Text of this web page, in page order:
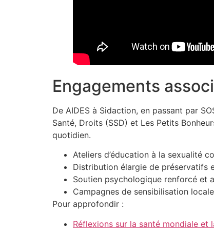
Engagements
De AIDES à Sidaction, en passant par
Santé, Droits (SSD) et Les Petits
quotidien.
Ateliers d’éducation à la sexualité
Distribution élargie de préservatifs
Soutien psychologique renforcé et
Campagnes de sensibilisation
Pour approfondir :
Réflexions sur la santé mondiale et